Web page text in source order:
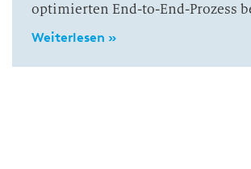
optimierten End-to-End-Prozess
Weiterlesen »